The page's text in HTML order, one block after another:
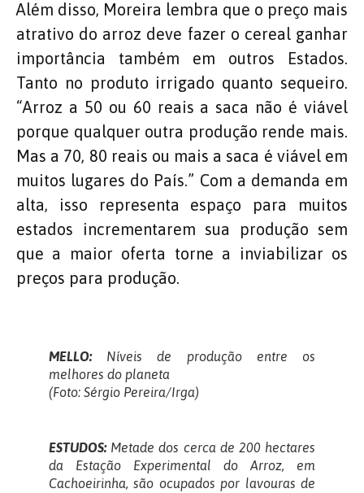
Além disso, Moreira lembra que o preço mais
atrativo do arroz deve fazer o cereal ganhar
importância também em outros Estados.
Tanto no produto irrigado quanto sequeiro.
“Arroz a 50 ou 60 reais a saca não é viável
porque qualquer outra produção rende mais.
Mas a 70, 80 reais ou mais a saca é viável em
muitos lugares do País.” Com a demanda em
alta, isso representa espaço para muitos
estados incrementarem sua produção sem
que a maior oferta torne a inviabilizar os
preços para produção.
MELLO: Níveis de produção entre os
melhores do planeta
(Foto: Sérgio Pereira/Irga)
ESTUDOS: Metade dos cerca de 200 hectares
da Estação Experimental do Arroz, em
Cachoeirinha, são ocupados por lavouras de